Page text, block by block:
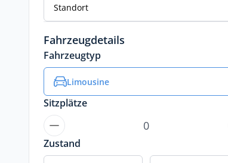
Standort
Fahrzeugdetails
Fahrzeugtyp
Limousine
Sitzplätze
Zustand